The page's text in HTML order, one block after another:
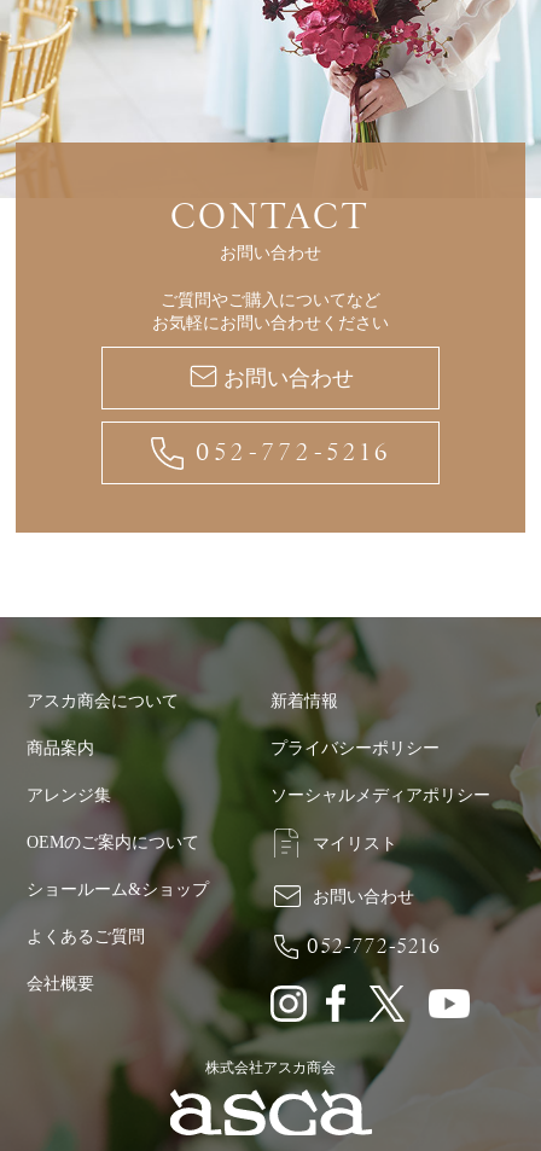
CONTACT
お問い合わせ
ご質問やご購入についてなど
お気軽にお問い合わせください
お問い合わせ
052-772-5216
アスカ商会について
商品案内
アレンジ集
OEMのご案内について
ショールーム&ショップ
よくあるご質問
会社概要
新着情報
プライバシーポリシー
ソーシャルメディアポリシー
マイリスト
お問い合わせ
052-772-5216
株式会社アスカ商会